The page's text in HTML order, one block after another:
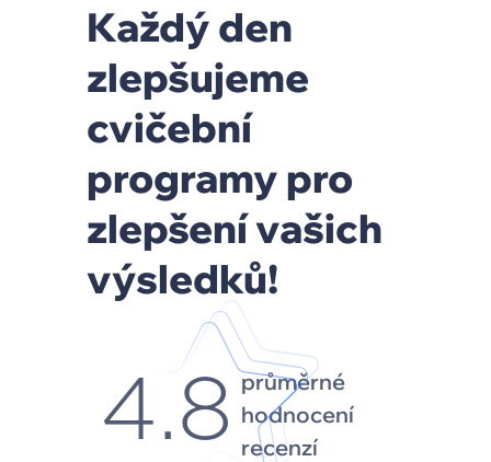
Každý den
zlepšujeme
cvičební
programy pro
zlepšení vašich
výsledků!
4.8 průměrné
hodnocení
recenzí